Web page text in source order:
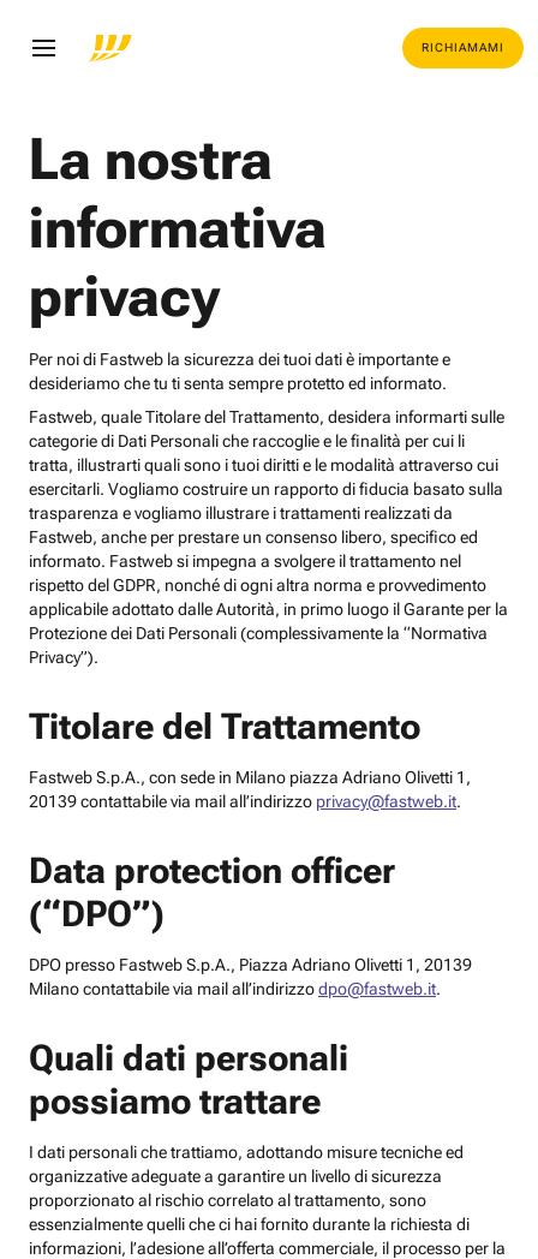
RICHIAMAMI
La nostra
informativa
privacy
Per noi di Fastweb la sicurezza dei tuoi dati è importante e
desideriamo che tu ti senta sempre protetto ed informato.
Fastweb, quale Titolare del Trattamento, desidera informarti sulle
categorie di Dati Personali che raccoglie e le finalità per cui li
tratta, illustrarti quali sono i tuoi diritti e le modalità attraverso cui
esercitarli. Vogliamo costruire un rapporto di fiducia basato sulla
trasparenza e vogliamo illustrare i trattamenti realizzati da
Fastweb, anche per prestare un consenso libero, specifico ed
informato. Fastweb si impegna a svolgere il trattamento nel
rispetto del GDPR, nonché di ogni altra norma e provvedimento
applicabile adottato dalle Autorità, in primo luogo il Garante per la
Protezione dei Dati Personali (complessivamente la “Normativa
Privacy”).
Titolare del Trattamento
Fastweb S.p.A., con sede in Milano piazza Adriano Olivetti 1,
20139 contattabile via mail all’indirizzo privacy@fastweb.it.
Data protection officer
(“DPO”)
DPO presso Fastweb S.p.A., Piazza Adriano Olivetti 1, 20139
Milano contattabile via mail all’indirizzodpo@fastweb.it.
Quali dati personali
possiamo trattare
I dati personali che trattiamo, adottando misure tecniche ed
organizzative adeguate a garantire un livello di sicurezza
proporzionato al rischio correlato al trattamento, sono
essenzialmente quelli che ci hai fornito durante la richiesta di
informazioni, l’adesione all’offerta commerciale, il processo per la